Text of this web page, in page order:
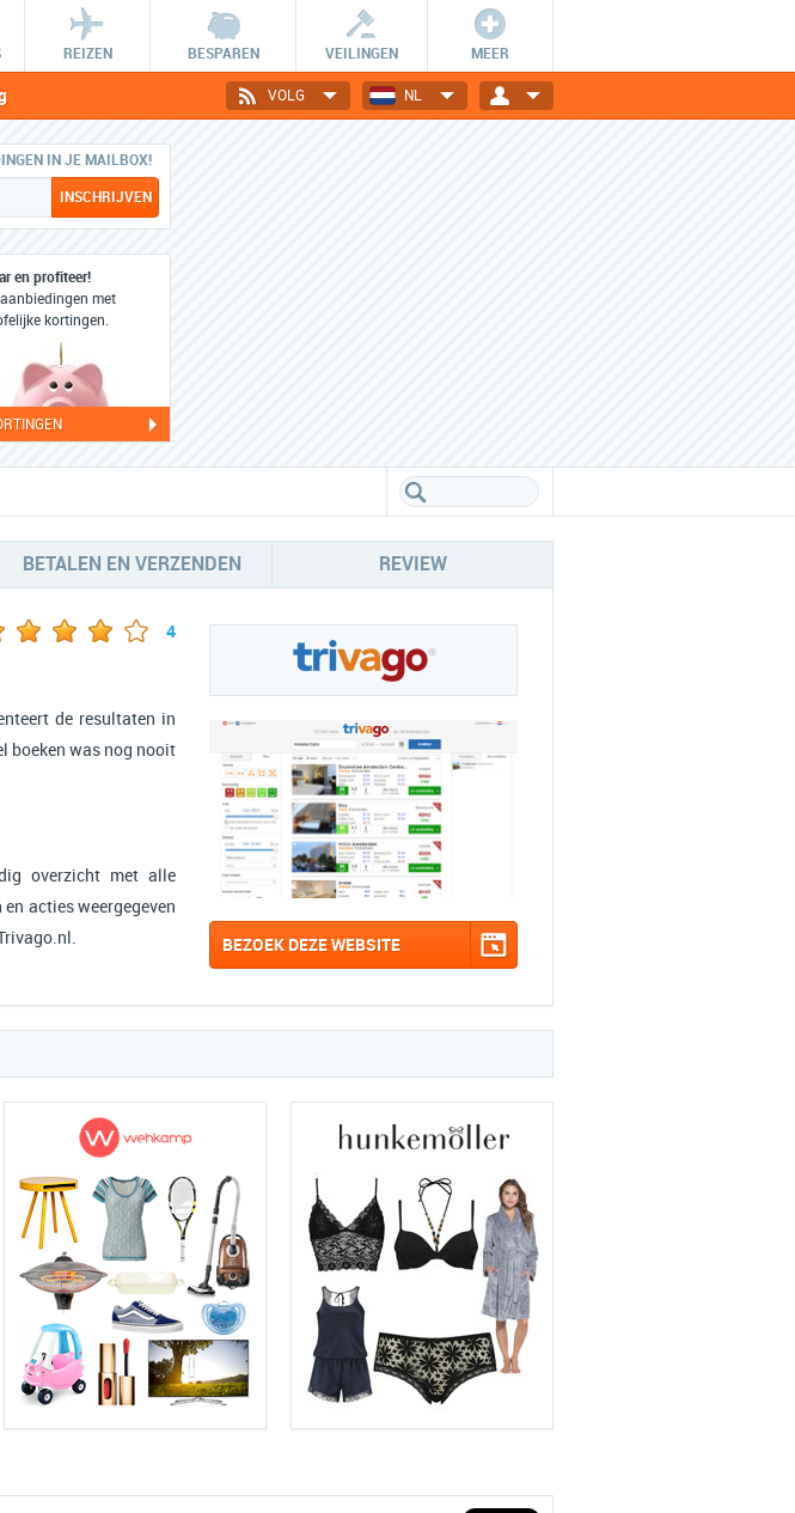
REIZEN BESPAREN VEILINGEN MEER
NL
VOLG
IN JE MAILBOX!
en profiteer!
met
kortingen.
BETALEN EN VERZENDEN REVIEW
4
de resultaten in
boeken was nog nooit
overzicht met alle
acties weergegeven
BEZOEK DEZE WEBSITE